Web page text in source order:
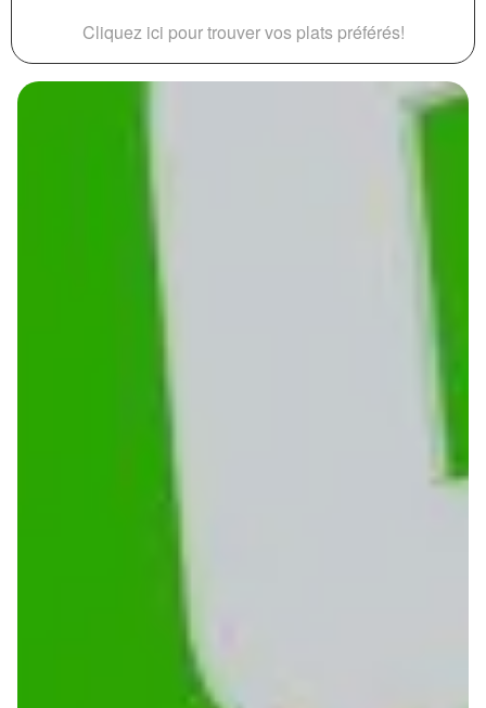
Cliquez ici pour trouver vos plats préférés!